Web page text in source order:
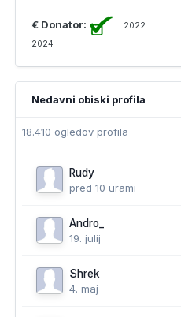
€ Donator:
2022
2024
Nedavni obiski profila
18.410 ogledov profila
Rudy
pred 10 urami
Andro_
19. julij
Shrek
4. maj